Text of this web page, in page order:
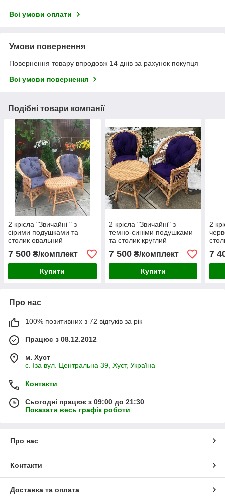
Всі умови оплати
Умови повернення
Повернення товару впродовж 14 днів за рахунок покупця
Всі умови повернення
Подібні товари компанії
2 крісла "Звичайні " з
сірими подушками та
столик овальний
"Звичайний"
7 500 ₴/комплект
Купити
2 крісла "Звичайні" з
темно-синіми подушками
та столик круглий
"Обічний"
7 500₴/комплект
Купити
2
7
Про нас
100% позитивних з 72 відгуків за рік
Працює з 08.12.2012
м. Хуст
с. Іза вул. Центральна 39, Хуст, Україна
Контакти
Сьогодні працює з 09:00 до 21:30
Показати весь графік роботи
Про нас
Контакти
Доставка та оплата